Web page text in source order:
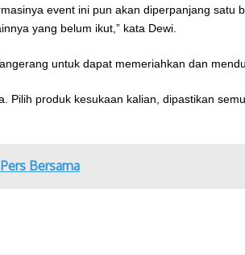
event ini pun akan diperpanjang satu
yang belum ikut,” kata Dewi.
untuk dapat memeriahkan dan
produk kesukaan kalian, dipastikan
Bersama